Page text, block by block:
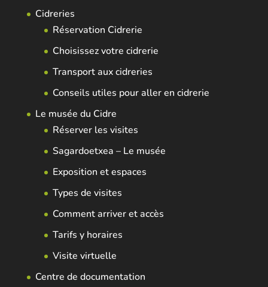
Cidreries
Réservation Cidrerie
Choisissez votre cidrerie
Transport aux cidreries
Conseils utiles pour aller en cidrerie
Le musée du Cidre
Réserver les visites
Sagardoetxea – Le musée
Exposition et espaces
Types de visites
Comment arriver et accès
Tarifs y horaires
Visite virtuelle
Centre de documentation